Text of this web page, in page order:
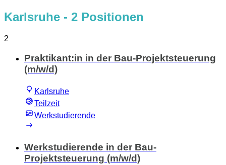
Karlsruhe - 2 Positionen
2
Praktikant:in in der Bau-Projektsteuerung
(m/w/d)
Karlsruhe
Teilzeit
Werkstudierende
Werkstudierende in der Bau-
Projektsteuerung (m/w/d)